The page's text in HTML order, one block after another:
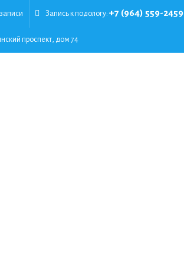
Запись к подологу: +7 (964) 559-2459
проспект, дом 74